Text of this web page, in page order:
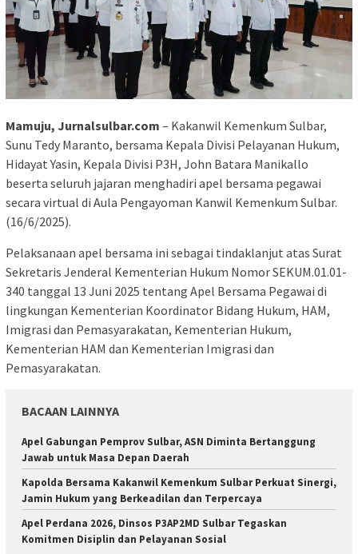
Mamuju, Jurnalsulbar.com – Kakanwil Kemenkum Sulbar,
Sunu Tedy Maranto, bersama Kepala Divisi Pelayanan Hukum,
Hidayat Yasin, Kepala Divisi P3H, John Batara Manikallo
beserta seluruh jajaran menghadiri apel bersama pegawai
secara virtual di Aula Pengayoman Kanwil Kemenkum Sulbar.
(16/6/2025).
Pelaksanaan apel bersama ini sebagai tindaklanjut atas Surat
Sekretaris Jenderal Kementerian Hukum Nomor SEKUM.01.01-
340 tanggal 13 Juni 2025 tentang Apel Bersama Pegawai di
lingkungan Kementerian Koordinator Bidang Hukum, HAM,
Imigrasi dan Pemasyarakatan, Kementerian Hukum,
Kementerian HAM dan Kementerian Imigrasi dan
Pemasyarakatan.
BACAAN LAINNYA
Apel Gabungan Pemprov Sulbar, ASN Diminta Bertanggung
Jawab untuk Masa Depan Daerah
Kapolda Bersama Kakanwil Kemenkum Sulbar Perkuat Sinergi,
Jamin Hukum yang Berkeadilan dan Terpercaya
Apel Perdana 2026, Dinsos P3AP2MD Sulbar Tegaskan
Komitmen Disiplin dan Pelayanan Sosial